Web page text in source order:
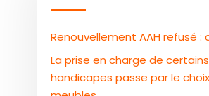
Renouvellement AAH refusé :
La prise en charge de certains
handicapes passe par le